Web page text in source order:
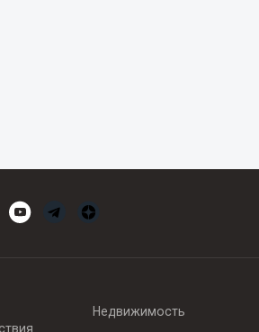
Недвижимость